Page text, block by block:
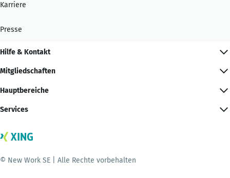
Karriere
Presse
Hilfe & Kontakt
Mitgliedschaften
Hauptbereiche
Services
© New Work SE | Alle Rechte vorbehalten